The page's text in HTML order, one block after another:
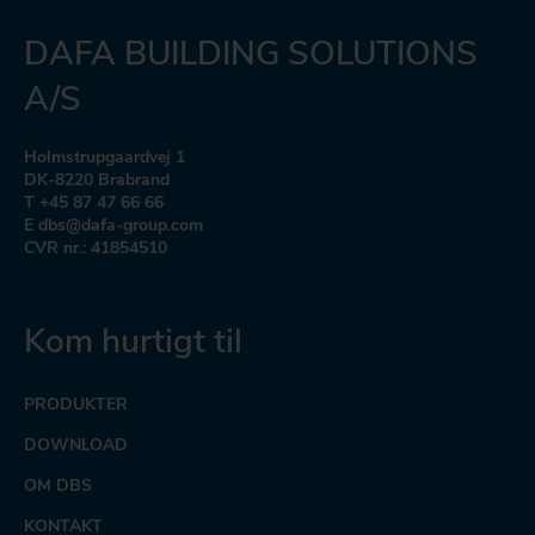
DAFA BUILDING SOLUTIONS
A/S
Holmstrupgaardvej 1
DK-8220 Brabrand
T +45 87 47 66 66
E dbs@dafa-group.com
CVR nr.: 41854510
Kom hurtigt til
PRODUKTER
DOWNLOAD
OM DBS
KONTAKT